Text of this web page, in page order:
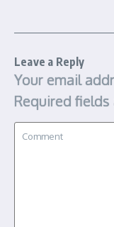
Leave a Reply
Your email
Required